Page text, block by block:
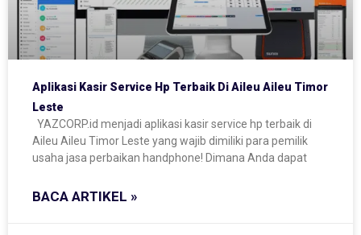
Aplikasi Kasir Service Hp Terbaik Di Aileu Aileu Timor
Leste
YAZCORP.id menjadi aplikasi kasir service hp terbaik di
Aileu Aileu Timor Leste yang wajib dimiliki para pemilik
usaha jasa perbaikan handphone! Dimana Anda dapat
BACA ARTIKEL »